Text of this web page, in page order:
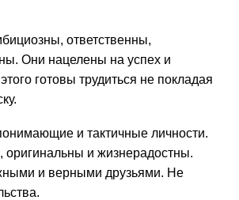
ответственны,
Они нацелены на успех и
готовы трудиться не покладая
и тактичные личности.
и жизнерадостны.
и верными друзьями. Не